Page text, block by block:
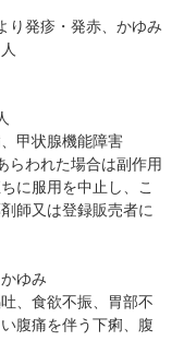
り発疹・発赤、かゆみ
甲状腺機能障害
らわれた場合は副作用
に服用を中止し、こ
師又は登録販売者に
ゆみ
、食欲不振、胃部不
腹痛を伴う下痢、腹